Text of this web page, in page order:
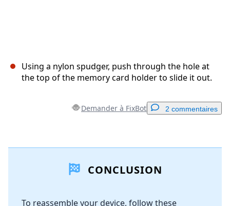
Using a nylon spudger, push through the hole at
the top of the memory card holder to slide it out.
Demander à FixBot 2 commentaires
Ajouter un commentaireCONCLUSION
To reassemble your device, follow these